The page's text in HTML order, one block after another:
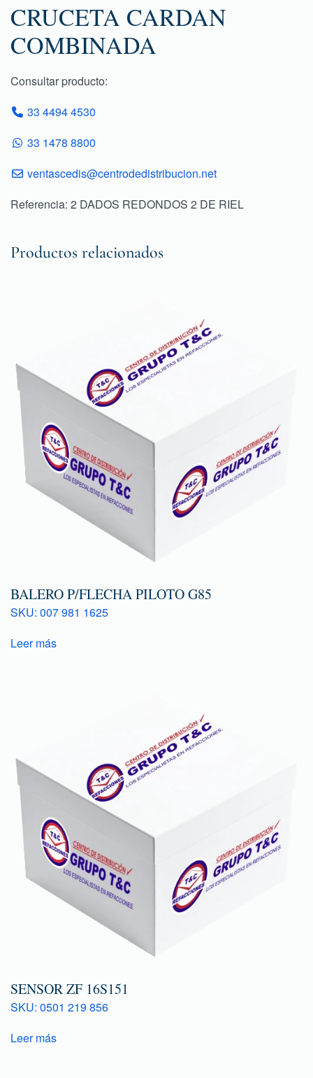
CRUCETA CARDAN
COMBINADA
Consultar producto:
33 4494 4530
33 1478 8800
ventascedis@centrodedistribucion.net
Referencia: 2 DADOS REDONDOS 2 DE RIEL
Productos relacionados
BALERO P/FLECHA PILOTO G85
SKU: 007 981 1625
Leer más
SENSOR ZF 16S151
SKU: 0501 219 856
Leer más